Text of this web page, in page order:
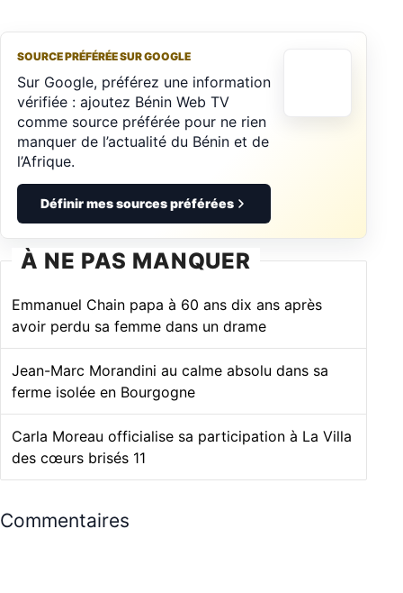
SOURCE PRÉFÉRÉE SUR GOOGLE
Sur Google, préférez une information
vérifiée : ajoutez Bénin Web TV
comme source préférée pour ne rien
manquer de l’actualité du Bénin et de
l’Afrique.
Définir mes sources préférées
À NE PAS MANQUER
Emmanuel Chain papa à 60 ans dix ans après
avoir perdu sa femme dans un drame
Jean-Marc Morandini au calme absolu dans sa
ferme isolée en Bourgogne
Carla Moreau officialise sa participation à La Villa
des cœurs brisés 11
Commentaires